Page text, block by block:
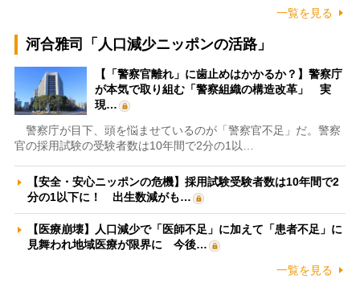
一覧を見る
河合雅司「人口減少ニッポンの活路」
【「警察官離れ」に歯止めはかかるか？】警察庁
が本気で取り組む「警察組織の構造改革」 実
現…
警察庁が目下、頭を悩ませているのが「警察官不足」だ。警察
官の採用試験の受験者数は10年間で2分の1以…
【安全・安心ニッポンの危機】採用試験受験者数は10年間で2
分の1以下に！ 出生数減がも…
【医療崩壊】人口減少で「医師不足」に加えて「患者不足」に
見舞われ地域医療が限界に 今後…
一覧を見る